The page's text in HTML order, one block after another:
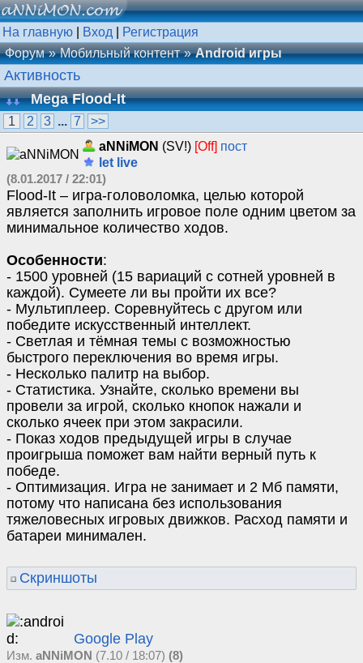
На главную Вход
Регистрация
Форум
Мобильный контент Android игры
Активность
Mega Flood-It
1 2 3 ... 7
>>
aNNiMON (SV!) [Off] пост
let live
(8.01.2017 / 22:01)
Flood-It – игра-головоломка, целью которой
является заполнить игровое поле одним цветом за
минимальное количество ходов.
Особенности:
- 1500 уровней (15 вариаций с сотней уровней в
каждой). Сумеете ли вы пройти их все?
- Мультиплеер. Соревнуйтесь с другом или
победите искусственный интеллект.
- Светлая и тёмная темы с возможностью
быстрого переключения во время игры.
- Несколько палитр на выбор.
- Статистика. Узнайте, сколько времени вы
провели за игрой, сколько кнопок нажали и
сколько ячеек при этом закрасили.
- Показ ходов предыдущей игры в случае
проигрыша поможет вам найти верный путь к
победе.
- Оптимизация. Игра не занимает и 2 Мб памяти,
потому что написана без использования
тяжеловесных игровых движков. Расход памяти и
батареи минимален.
Скриншоты
Google Play
Изм. aNNiMON (7.10 / 18:07) (8)